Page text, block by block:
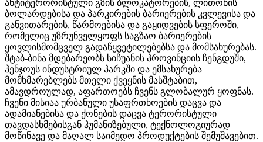
ანტიტერორისტული გზის ბლოკატორების, ლითონის
ბოლარდებისა და პარკირების ბარიერების კვლევისა და
განვითარების, წარმოებისა და გაყიდვების სფეროში,
რომელიც უზრუნველყოფს საგზაო ბარიერების
ყოვლისმომცველ გადაწყვეტილებებსა და მომსახურებას.
შტაბ-ბინა მდებარეობს სიჩუანის პროვინციის ჩენგდუში,
პენჯოუს ინდუსტრიულ პარკში და ემსახურება
მომხმარებლებს მთელი ქვეყნის მასშტაბით,
ამავდროულად, აფართოებს ჩვენს გლობალურ ყოფნას.
ჩვენი მისიაა ურბანული უსაფრთხოების დაცვა და
ადამიანებისა და ქონების დაცვა ტერორისტული
თავდასხმებისგან ჰუმანიზებული, ტექნოლოგიურად
მოწინავე და მაღალ საიმედო პროდუქტების შემუშავებით.